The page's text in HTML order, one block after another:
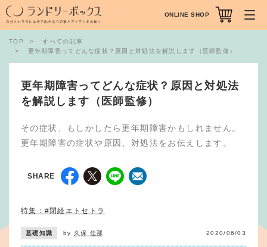
TOP
すべての記事
更年期障害ってどんな症状？原因と対処法を解説します（医師監修）
更年期障害ってどんな症状？原因と対処法
を解説します（医師監修）
その症状、もしかしたら更年期障害かもしれません。
更年期障害の症状や原因、対処法をお伝えします。
SHARE
特集：#閉経エトセトラ
基礎知識 by 久保 佳那 2020/06/03
ONLINE SHOP